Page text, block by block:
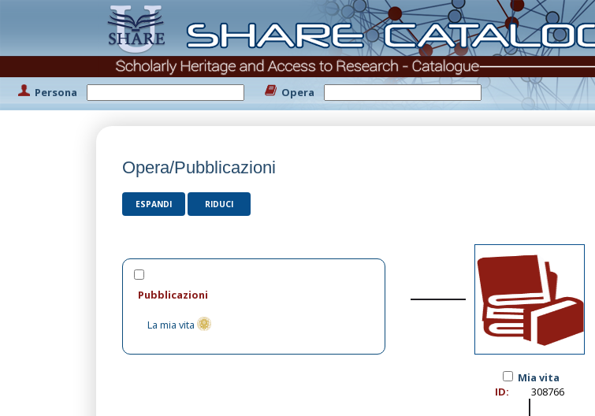
Persona Opera
Opera/Pubblicazioni
ESPANDI RIDUCI
Pubblicazioni
La mia vita
Mia vita
ID:
308766